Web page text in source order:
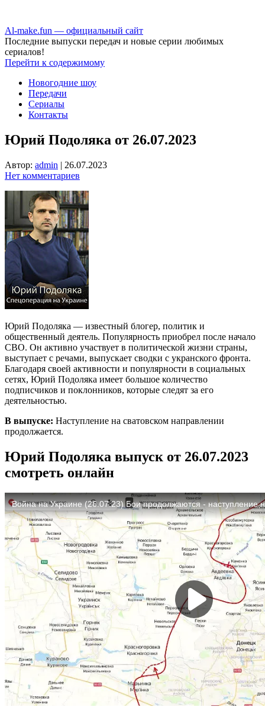
Аl-make.fun — официальный сайт
Последние выпуски передач и новые серии любимых
сериалов!
Перейти к содержимому
Новогодние шоу
Передачи
Сериалы
Контакты
Юрий Подоляка от 26.07.2023
Автор: admin | 26.07.2023
Нет комментариев
Юрий Подоляка — известный блогер, политик и
общественный деятель. Популярность приобрел после начало
СВО. Он активно участвует в политической жизни страны,
выступает с речами, выпускает сводки с укранского фронта.
Благодаря своей активности и популярности в социальных
сетях, Юрий Подоляка имеет большое количество
подписчиков и поклонников, которые следят за его
деятельностью.
В выпуске: Наступление на сватовском направлении
продолжается.
Юрий Подоляка выпуск от 26.07.2023
смотреть онлайн